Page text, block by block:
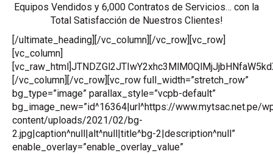
Equipos Vendidos y 6,000 Contratos de Servicios… con la
Total Satisfacción de Nuestros Clientes!
[/ultimate_heading][/vc_column][/vc_row][vc_row]
[vc_column]
[/vc_column][/vc_row][vc_row full_width=”stretch_row”
bg_type=”image” parallax_style=”vcpb-default”
bg_image_new=”id^16364|url^https://www.mytsac.net.pe/
content/uploads/2021/02/bg-
2.jpg|caption^null|alt^null|title^bg-2|description^null”
enable_overlay=”enable_overlay_value”